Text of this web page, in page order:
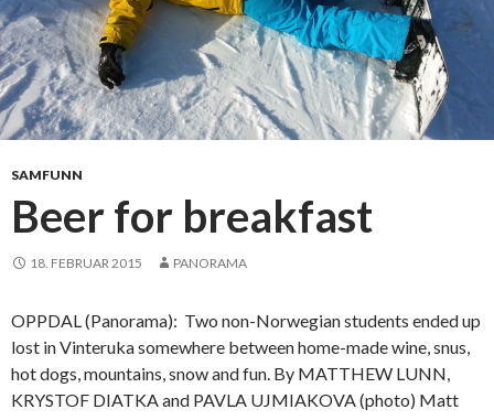
i
g
a
n
g
SAMFUNN
Beer for breakfast
18. FEBRUAR 2015 PANORAMA
OPPDAL (Panorama): Two non-Norwegian students ended up
lost in Vinteruka somewhere between home-made wine, snus,
hot dogs, mountains, snow and fun. By MATTHEW LUNN,
KRYSTOF DIATKA and PAVLA UJMIAKOVA (photo) Matt